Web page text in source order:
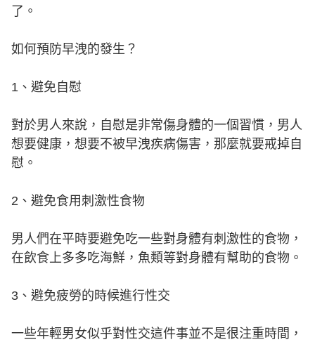
了。
如何預防早洩的發生？
1、避免自慰
對於男人來說，自慰是非常傷身體的一個習慣，男人
想要健康，想要不被早洩疾病傷害，那麼就要戒掉自
慰。
2、避免食用刺激性食物
男人們在平時要避免吃一些對身體有刺激性的食物，
在飲食上多多吃海鮮，魚類等對身體有幫助的食物。
3、避免疲勞的時候進行性交
一些年輕男女似乎對性交這件事並不是很注重時間，